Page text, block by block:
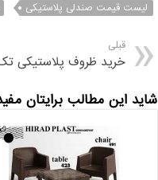
لیست قیمت صندلی پلاستیکی
قبلی
خرید ظروف پلاستیکی
شاید این مطالب برایتان